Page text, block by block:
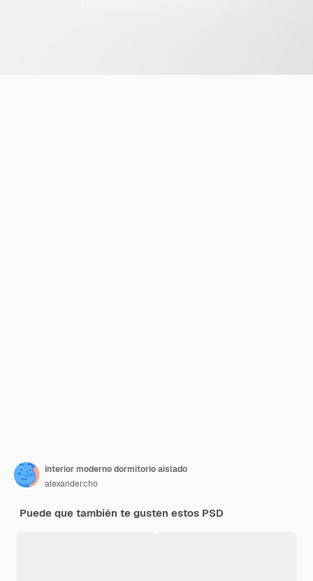
Interior moderno dormitorio aislado
alexandercho
Puede que también te gusten estos PSD